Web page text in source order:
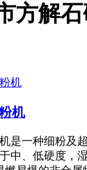
方解
机
是一种细粉及
中、低硬度，